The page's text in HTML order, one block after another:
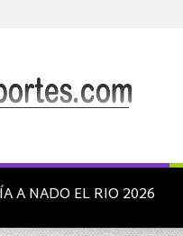
A NADO EL RIO 2026